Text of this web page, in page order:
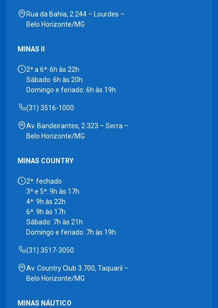
Rua da Bahia, 2.244 – Lourdes –
Belo Horizonte/MG
MINAS II
2ª a 6ª: 6h às 22h
Sábado: 6h às 20h
Domingo e feriado: 6h às 19h
(31) 3516-1000
Av. Bandeirantes, 2.323 – Serra –
Belo Horizonte/MG
MINAS COUNTRY
2ª: fechado
3ª e 5ª: 9h às 17h
4ª: 9h às 22h
6ª: 9h às 17h
Sábado: 7h às 21h
Domingo e feriado: 7h às 19h
(31) 3517-3050
Av. Country Club 3.700, Taquaril –
Belo Horizonte/MG
MINAS NÁUTICO